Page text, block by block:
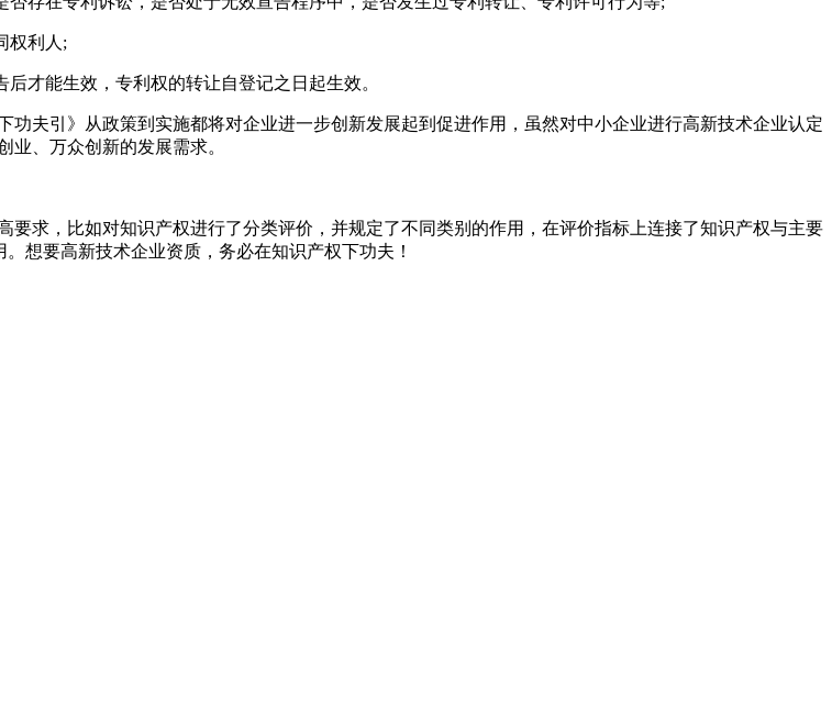
权利人;
才能生效，专利权的转让自登记之日起生效。
引》从政策到实施都将对企业进一步创新发展起到促进作用，虽然对中小企业进行高新技术企业认定
、万众创新的发展需求。
求，比如对知识产权进行了分类评价，并规定了不同类别的作用，在评价指标上连接了知识产权与主要
想要高新技术企业资质，务必在知识产权下功夫！